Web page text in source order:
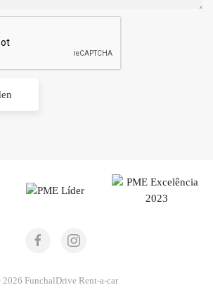
FunchalDrive Rent-a-car